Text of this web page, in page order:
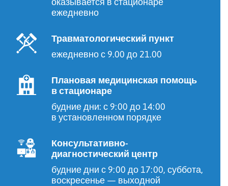
ежедневно
Травматологический пункт
ежедневно с 9.00 до 21.00
Плановая медицинская помощь
в стационаре
будние дни: с 9:00 до 14:00
в установленном порядке
Консультативно-
диагностический центр
будние дни с 9:00 до 17:00, суббота,
воскресенье — выходной